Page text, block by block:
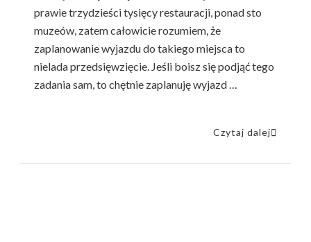
prawie trzydzieści tysięcy restauracji, ponad sto
muzeów, zatem całowicie rozumiem, że
zaplanowanie wyjazdu do takiego miejsca to
nielada przedsięwzięcie. Jeśli boisz się podjąć tego
zadania sam, to chętnie zaplanuję wyjazd …
Czytaj dalej